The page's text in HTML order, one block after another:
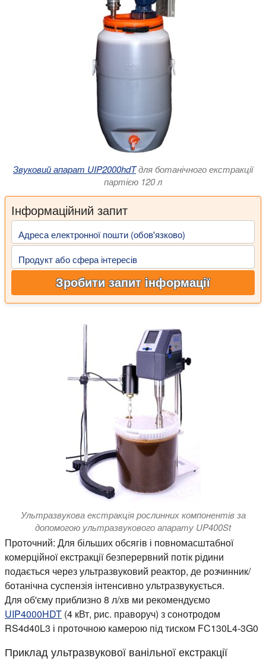
Звуковий апарат UIP2000hdTдля ботанічного екстракції
партією 120 л
Інформаційний запит
Адреса електронної пошти (обов'язково)
Продукт або сфера інтересів
Зробити запит інформації
Ультразвукова екстракція рослинних компонентів за
допомогою ультразвукового апарату UP400St
Проточний: Для більших обсягів і повномасштабної
комерційної екстракції безперервний потік рідини
подається через ультразвуковий реактор, де розчинник/
ботанічна суспензія інтенсивно ультразвукується.
Для об'єму приблизно 8 л/хв ми рекомендуємо
UIP4000HDT (4 кВт, рис. праворуч) з сонотродом
RS4d40L3 і проточною камерою під тиском FC130L4-3G0
Приклад ультразвукової ванільної екстракції